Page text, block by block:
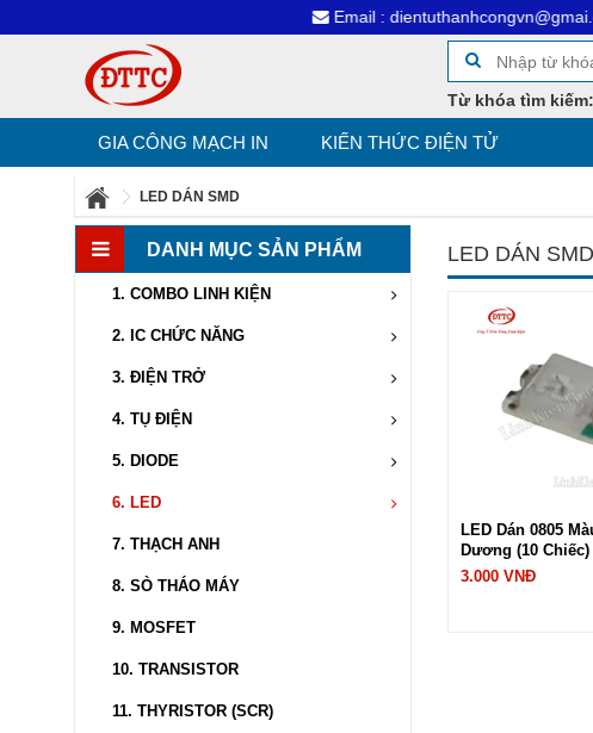
Email : dientuthanhcongvn@gmai.com
Từ khóa tìm kiếm:
GIA CÔNG MẠCH IN KIẾN THỨC ĐIỆN TỬ
LED DÁN SMD
DANH MỤC SẢN PHẨM
1. COMBO LINH KIỆN
2. IC CHỨC NĂNG
3. ĐIỆN TRỞ
4. TỤ ĐIỆN
5. DIODE
6. LED
7. THẠCH ANH
8. SÒ THÁO MÁY
9. MOSFET
10. TRANSISTOR
11. THYRISTOR (SCR)
LED DÁN SMD
LED Dán 0805
Dương (10 Chiếc)
3.000 VNĐ